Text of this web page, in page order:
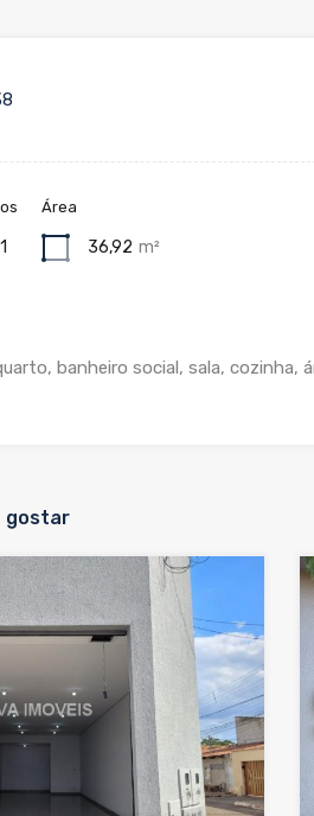
Área
36,92 m²
banheiro social, sala, cozinha,
gostar